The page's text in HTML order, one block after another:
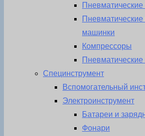
Пневматические
машинки
Компрессоры
Пневматические
Специнструмент
Вспомогательный
Электроинструмент
Батареи и
Фонари